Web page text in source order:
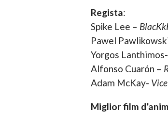
Regista:
Spike Lee –
Pawel
Yorgos Lanthimos-
Alfonso Cuarón –
Adam McKay- Vice
Miglior film